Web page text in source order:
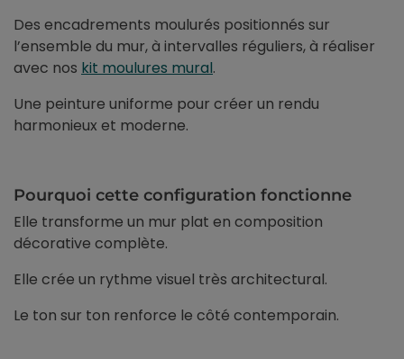
Des encadrements moulurés positionnés sur
l’ensemble du mur, à intervalles réguliers, à réaliser
avec nos kit moulures mural.
Une peinture uniforme pour créer un rendu
harmonieux et moderne.
Pourquoi cette configuration fonctionne
Elle transforme un mur plat en composition
décorative complète.
Elle crée un rythme visuel très architectural.
Le ton sur ton renforce le côté contemporain.